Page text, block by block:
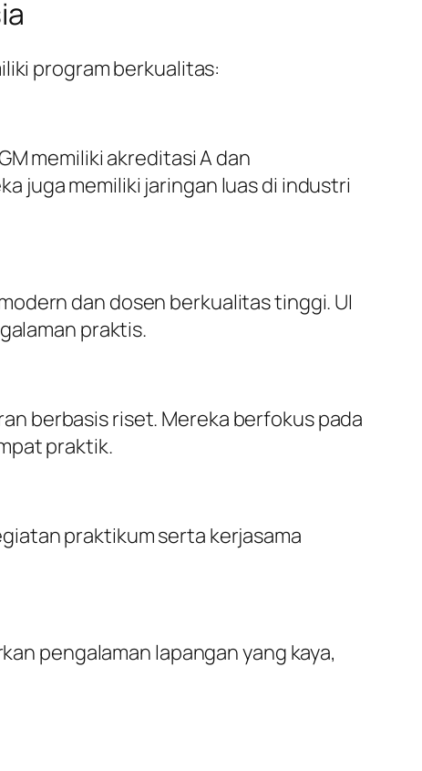
program berkualitas:
memiliki akreditasi A dan
juga memiliki jaringan luas di industri
dan dosen berkualitas tinggi. UI
praktis.
berbasis riset. Mereka berfokus pada
praktik.
praktikum serta kerjasama
pengalaman lapangan yang kaya,